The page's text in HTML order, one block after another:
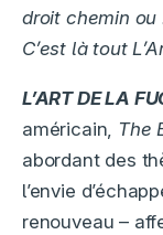
droit chemin
C’est là tout
L’ART DE LA
américain, The
abordant des
l’envie
renouveau –